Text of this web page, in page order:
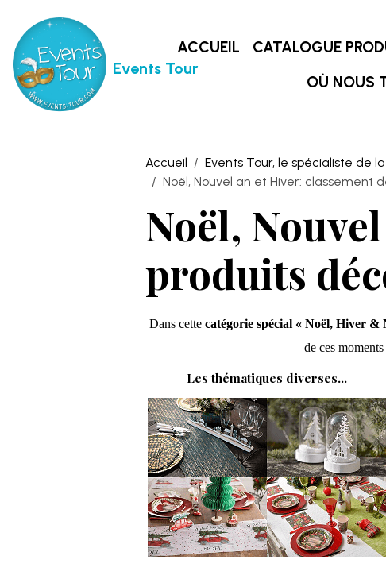
Events Tour
ACCUEIL CATALOGUE
OÙ NOUS
Accueil Events Tour, le spécialiste de
Noël, Nouvel an et Hiver: classement
Noël,
produits
Dans cette catégorie spécial « Noël, Hiver &
de ces
Les thématiques diverses...